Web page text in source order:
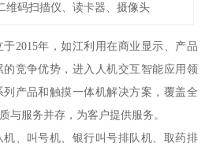
维码扫描仪、读卡器、摄像头
2015年，如江利用在商业显示、产品
竞争优势，进入人机交互智能应用领
产品和触摸一体机解决方案，覆盖全
与服务并存，为客户提供服务。
、叫号机、银行叫号排队机、取药排